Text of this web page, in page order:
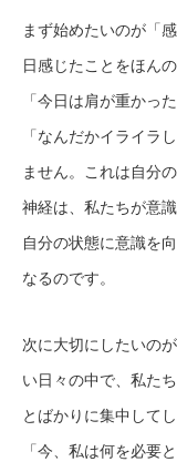
まず始めたいのが「
日感じたことをほん
「今日は肩が重かっ
「なんだかイライラ
ません。これは自分
神経は、私たちが意
自分の状態に意識を
なるのです。
次に大切にしたいの
い日々の中で、私た
とばかりに集中して
「今、私は何を必要